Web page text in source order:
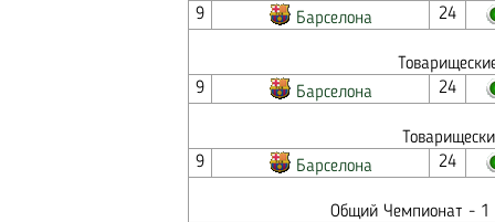
9
Барселона 24
9
Барселона 24
9
Барселона 24
Общий Чемпионат - 1